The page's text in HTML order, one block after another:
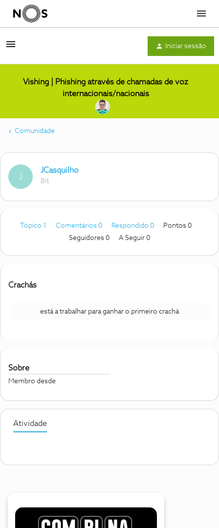
Menu
Iniciar sessão
Vishing | Phishing através de chamadas de voz
internacionais/nacionais
Comunidade
J
JCasquilho
Bit
Tópico 1 Comentários 0 Respondido 0
Pontos 0
Seguidores 0 A Seguir 0
Crachás
está a trabalhar para ganhar o primeiro crachá
Sobre
Membro desde
Atividade